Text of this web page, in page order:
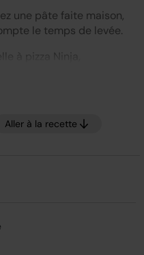
une pâte faite maison,
le temps de levée.
à pizza Ninja,
pierre.
Aller à la recette